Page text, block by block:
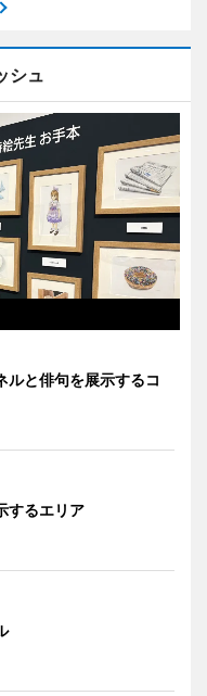
シュ
ルと俳句を展示するコ
するエリア